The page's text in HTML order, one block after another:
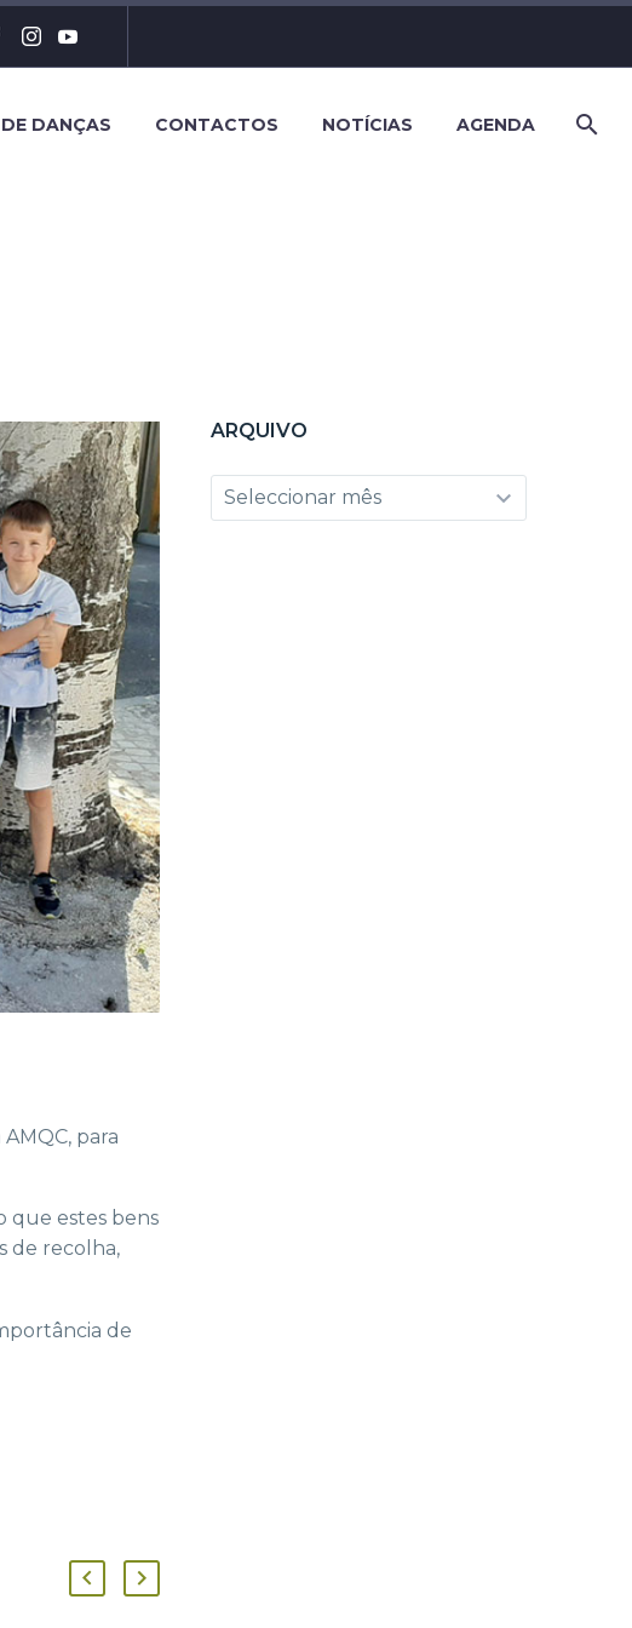
DANÇAS CONTACTOS NOTÍCIAS AGENDA
para
que estes bens
de recolha,
de
ARQUIVO
Arquivo
Seleccionar mês